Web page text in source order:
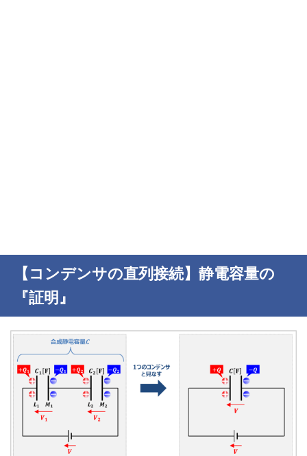
【コンデンサの直列接続】静電容量の
『証明』